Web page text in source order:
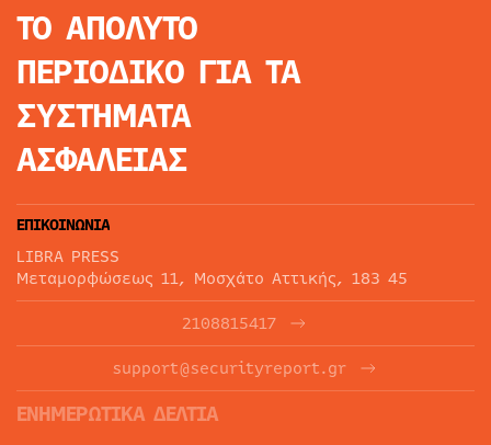
ΤΟ ΑΠΟΛΥΤΟ
ΠΕΡΙΟΔΙΚΟ ΓΙΑ ΤΑ
ΣΥΣΤΗΜΑΤΑ
ΑΣΦΑΛΕΙΑΣ
ΕΠΙΚΟΙΝΩΝΙΑ
LIBRA PRESS
Μεταμορφώσεως 11, Μοσχάτο Αττικής, 183 45
2108815417
support@securityreport.gr
ΕΝΗΜΕΡΩΤΙΚΑ ΔΕΛΤΙΑ